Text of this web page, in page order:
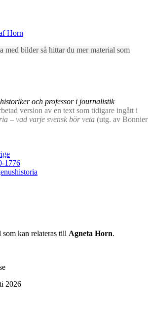
Horn
med bilder så hittar du mer material som
och professor i journalistik
version av en text som tidigare ingått i
– vad varje svensk bör veta (utg. av Bonnier
1776
kan relateras till Agneta Horn.
2026